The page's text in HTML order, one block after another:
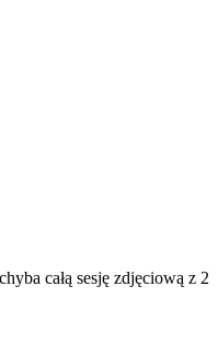
całą sesję zdjęciową z 2